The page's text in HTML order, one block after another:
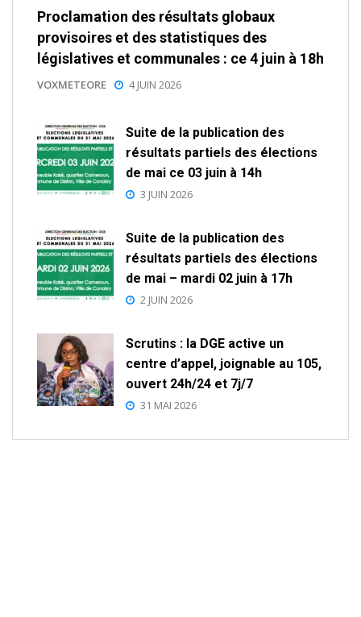
Proclamation des résultats globaux
provisoires et des statistiques des
législatives et communales : ce 4 juin à 18h
VOXMETEORE 4 JUIN 2026
Suite de la publication des
résultats partiels des élections
de mai ce 03 juin à 14h
3 JUIN 2026
Suite de la publication des
résultats partiels des élections
de mai – mardi 02 juin à 17h
2 JUIN 2026
Scrutins : la DGE active un
centre d’appel, joignable au 105,
ouvert 24h/24 et 7j/7
31 MAI 2026